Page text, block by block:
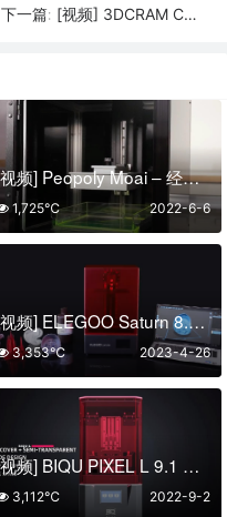
下一篇: [视频] 3DCRAM C101 EASY LAB – 开发您自己的陶瓷3D打印流程
[视频] Peopoly Moai – 经济实惠的高分辨率激光 SLA 3D打印机
2022-6-6
1,725℃
[视频] ELEGOO Saturn 8.9寸4K 单色LCD光固化3D打印机
2023-4-26
3,353℃
[视频] BIQU PIXEL L 9.1 英寸 4K 光固化LCD 3D打印机
2022-9-2
3,112℃